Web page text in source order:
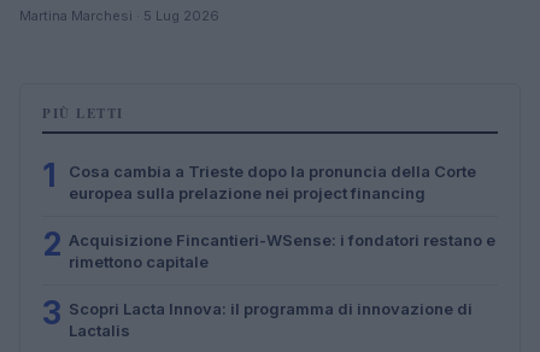
Martina Marchesi · 5 Lug 2026
PIÙ LETTI
1
Cosa cambia a Trieste dopo la pronuncia della Corte
europea sulla prelazione nei project financing
2 Acquisizione Fincantieri-WSense: i fondatori restano e
rimettono capitale
3 Scopri Lacta Innova: il programma di innovazione di
Lactalis